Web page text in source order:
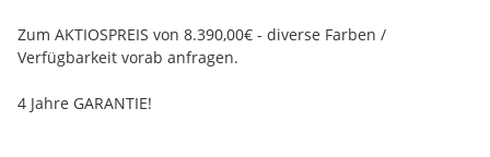
Zum AKTIOSPREIS von 8.390,00€ - diverse Farben /
Verfügbarkeit vorab anfragen.
4 Jahre GARANTIE!